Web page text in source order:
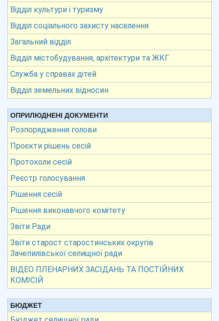
Відділ культури і туризму
Відділ соціального захисту населення
Загальний відділ
Відділ містобудування, архітектури та ЖКГ
Служба у справах дітей
Відділ земельних відносин
ОПРИЛЮДНЕНІ ДОКУМЕНТИ
Розпорядження голови
Проєкти рішень сесій
Протоколи сесій
Реєстр голосування
Рішення сесій
Рішення виконавчого комітету
Звіти Ради
Звіти старост старостинських округів
Зачепилівської селищної ради
ВІДЕО ПЛЕНАРНИХ ЗАСІДАНЬ ТА ПОСТІЙНИХ
КОМІСІЙ
БЮДЖЕТ